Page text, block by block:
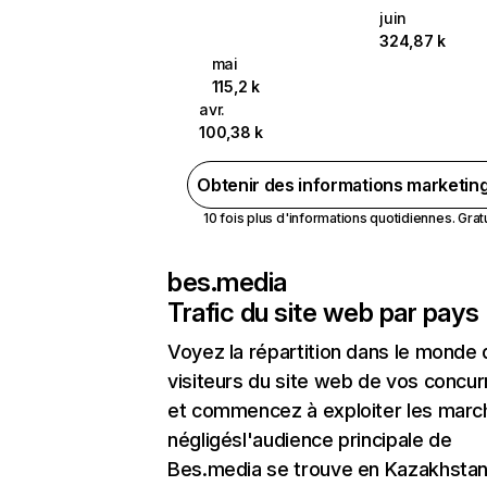
juin
324,87 k
mai
115,2 k
avr.
100,38 k
Obtenir des informations
10 fois plus d'informations quotidiennes.
bes.media
Trafic du site web par pays
Voyez la répartition dans le monde
visiteurs du site web de vos
et commencez à exploiter les
négligésl'audience principale de
Bes.media se trouve en